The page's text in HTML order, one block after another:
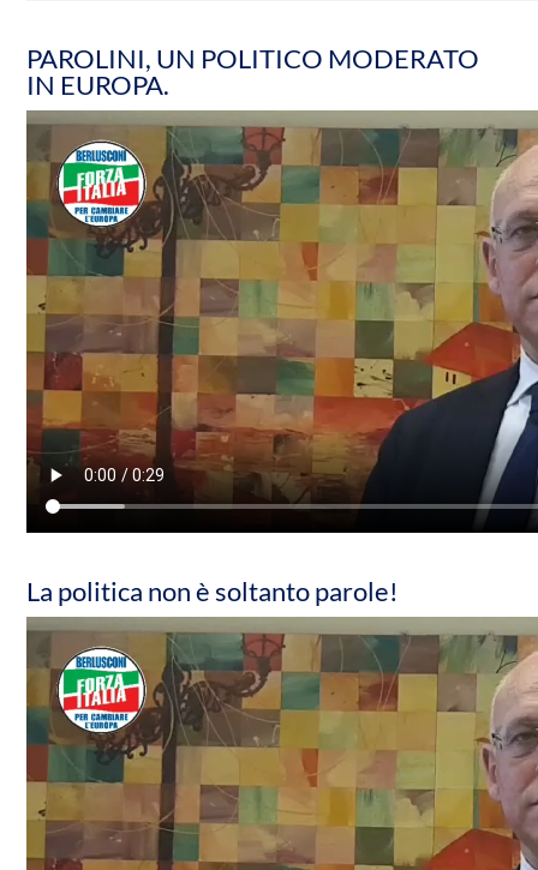
PAROLINI, UN POLITICO MODERATO
IN EUROPA.
La politica non è soltanto parole!